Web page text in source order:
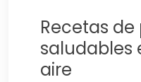
Recetas de
saludables
aire